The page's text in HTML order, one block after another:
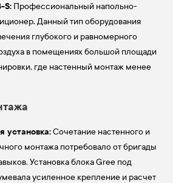
S: Профессиональный напольно-
Данный тип оборудования
глубокого и равномерного
в помещениях большой площади
где настенный монтаж менее
установка:Сочетание настенного и
монтажа потребовало от бригады
Установка блока Gree под
усиленное крепление и расчет